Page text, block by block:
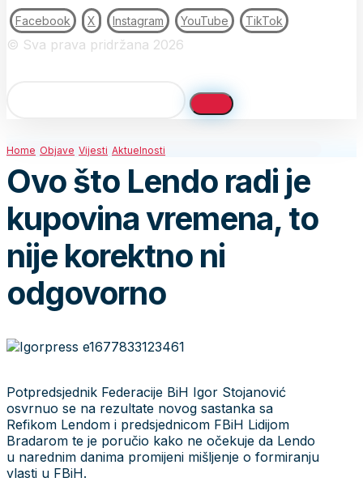
Facebook X Instagram YouTube TikTok
© Sva prava pridržana 2026
Home Objave Vijesti Aktuelnosti
Ovo što Lendo radi je
kupovina vremena, to
nije korektno ni
odgovorno
Potpredsjednik Federacije BiH Igor Stojanović
osvrnuo se na rezultate novog sastanka sa
Refikom Lendom i predsjednicom FBiH Lidijom
Bradarom te je poručio kako ne očekuje da Lendo
u narednim danima promijeni mišljenje o formiranju
vlasti u FBiH.